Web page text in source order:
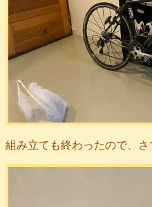
組み立ても終わったので、さ